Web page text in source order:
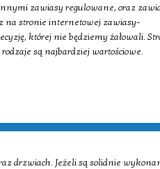
zawiasy regulowane, oraz
na stronie internetowej zawiasy-
której nie będziemy żałowali.
są najbardziej wartościowe.
drzwiach. Jeżeli są solidnie